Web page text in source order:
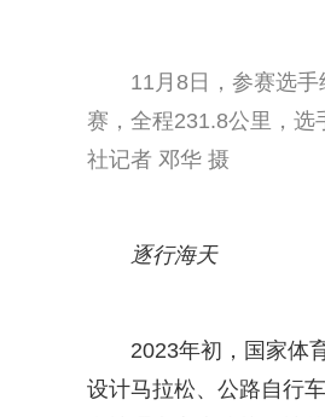
11月8日，参赛选
赛，全程231.8公里，选
社记者 邓华 摄
逐行海天
2023年初，国家体
设计马拉松、公路自行